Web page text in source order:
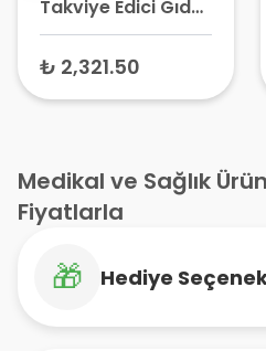
Alfa Lipoik Asit
Takviye Edici Gıda
60 Yumuşak
₺ 764.40
Medikal ve Sağlık
Fiyatlarla
🎁 Hediye